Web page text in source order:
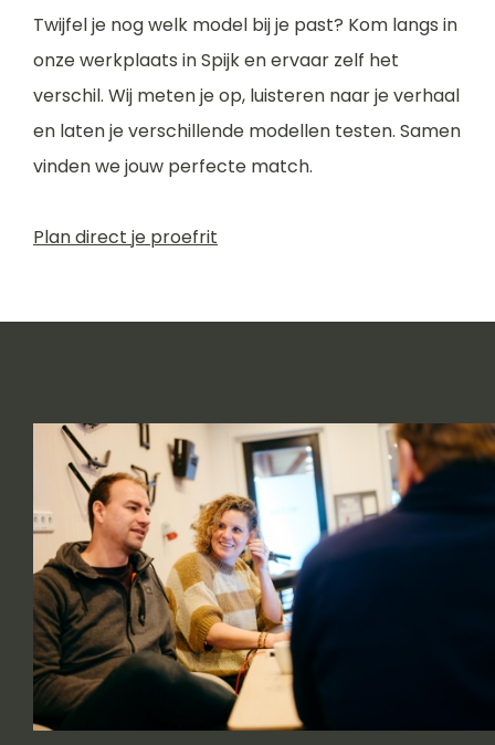
Twijfel je nog welk model bij je past? Kom langs in
onze werkplaats in Spijk en ervaar zelf het
verschil. Wij meten je op, luisteren naar je verhaal
en laten je verschillende modellen testen. Samen
vinden we jouw perfecte match.
Plan direct je proefrit